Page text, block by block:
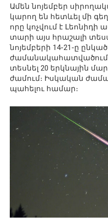
Ամեն նոյեմբեր
կարող են հետևել մի
որը կոչվում է Լեոնիդի
տարի այս հրաշալի
նոյեմբերի 14-21-ը
ժամանակահատվածում
տեսնել 20 երկնային
ժամում։ Իսկական
պահելու համար։